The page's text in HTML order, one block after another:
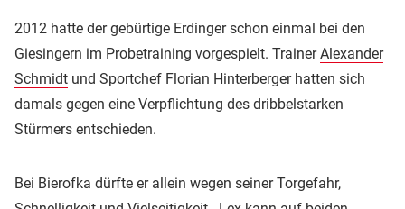
2012 hatte der gebürtige Erdinger schon einmal bei den
Giesingern im Probetraining vorgespielt. TrainerAlexander
Schmidt und Sportchef Florian Hinterberger hatten sich
damals gegen eine Verpflichtung des dribbelstarken
Stürmers entschieden.
Bei Bierofka dürfte er allein wegen seiner Torgefahr,